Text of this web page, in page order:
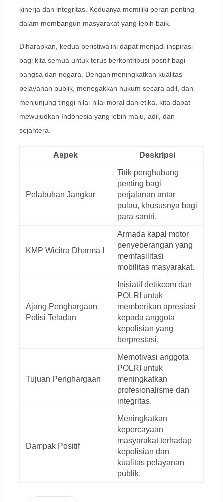
kinerja dan integritas. Keduanya memiliki peran penting
dalam membangun masyarakat yang lebih baik.
Diharapkan, kedua peristiwa ini dapat menjadi inspirasi
bagi kita semua untuk terus berkontribusi positif bagi
bangsa dan negara. Dengan meningkatkan kualitas
pelayanan publik, menegakkan hukum secara adil, dan
menjunjung tinggi nilai-nilai moral dan etika, kita dapat
mewujudkan Indonesia yang lebih maju, adil, dan
sejahtera.
Aspek Deskripsi
Pelabuhan Jangkar
Titik penghubung
penting bagi
perjalanan antar
pulau, khususnya bagi
para santri.
KMP Wicitra Dharma I
Armada kapal motor
penyeberangan yang
memfasilitasi
mobilitas masyarakat.
Ajang Penghargaan
Polisi Teladan
Inisiatif detikcom dan
POLRI untuk
memberikan apresiasi
kepada anggota
kepolisian yang
berprestasi.
Tujuan Penghargaan
Memotivasi anggota
POLRI untuk
meningkatkan
profesionalisme dan
integritas.
Dampak Positif
Meningkatkan
kepercayaan
masyarakat terhadap
kepolisian dan
kualitas pelayanan
publik.